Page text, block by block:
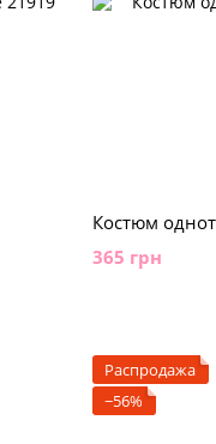
Костюм
365 грн
Распродажа
−56%